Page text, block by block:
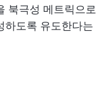
북극성 메트릭으로
하도록 유도한다는